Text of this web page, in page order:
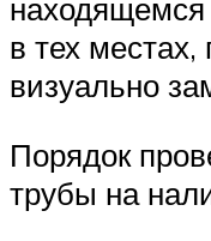
находящемся
в тех
визуально
Порядок
трубы на